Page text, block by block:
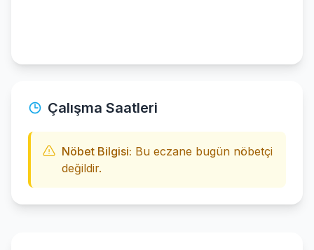
Çalışma Saatleri
Nöbet Bilgisi: Bu eczane bugün nöbetçi
değildir.